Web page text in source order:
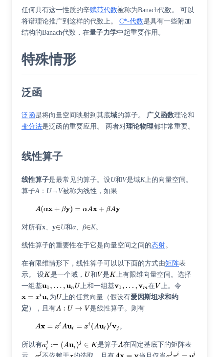
任何具有这一性质的辛赋范代数被称为Banach代数。 可以
将谱理论推广到这样的代数上。 C*-代数是具有一些附加
结构的Banach代数，在量子力学中起重要作用。
特殊情形
泛函
泛函是将向量空间映射到其底域的算子。 广义函数理论和
变分法是泛函的重要应用。 两者对理论物理都非常重要。
线性算子
线性算子是最常见的算子。设U和 V是域K上的向量空间。
算子A ： U→ V被称为线性，如果
对所有x y U和α、β K。
线性算子的重要性在于它是向量空间之间的态射。
在有限维情形下，线性算子可以以下面的方式由矩阵表
示。 设
是一个域， 和 是
上有限维向量空间。选择
一组基
上和一组基 在
上。令
为
上的任意向量（假设有爱因斯坦求和约
定 ），且有 是线性算子。则有
。
所以有 是算子
在固定基底下的矩阵表